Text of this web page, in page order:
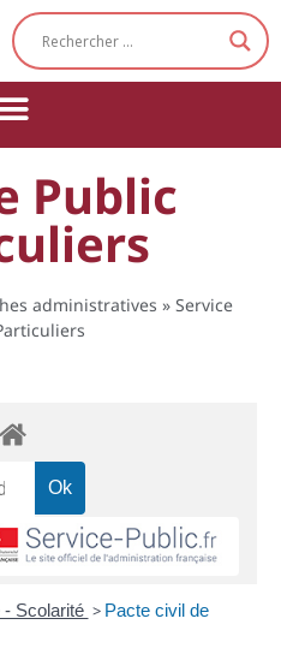
Public
administratives » Service
- Scolarité > Pacte civil de